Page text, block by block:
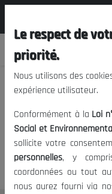
Nous
Le respect de
priorité.
Nous utilisons des
expérience utilisateur.
Conformément à la Loi
Social et
sollicite votre
personnelles, y
coordonnées ou tout
nous aurez fourni via